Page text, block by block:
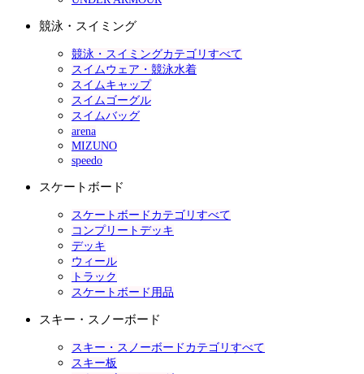
競泳・スイミング
競泳・スイミングカテゴリすべて
スイムウェア・競泳水着
スイムキャップ
スイムゴーグル
スイムバッグ
arena
MIZUNO
speedo
スケートボード
スケートボードカテゴリすべて
コンプリートデッキ
デッキ
ウィール
トラック
スケートボード用品
スキー・スノーボード
スキー・スノーボードカテゴリすべて
スキー板